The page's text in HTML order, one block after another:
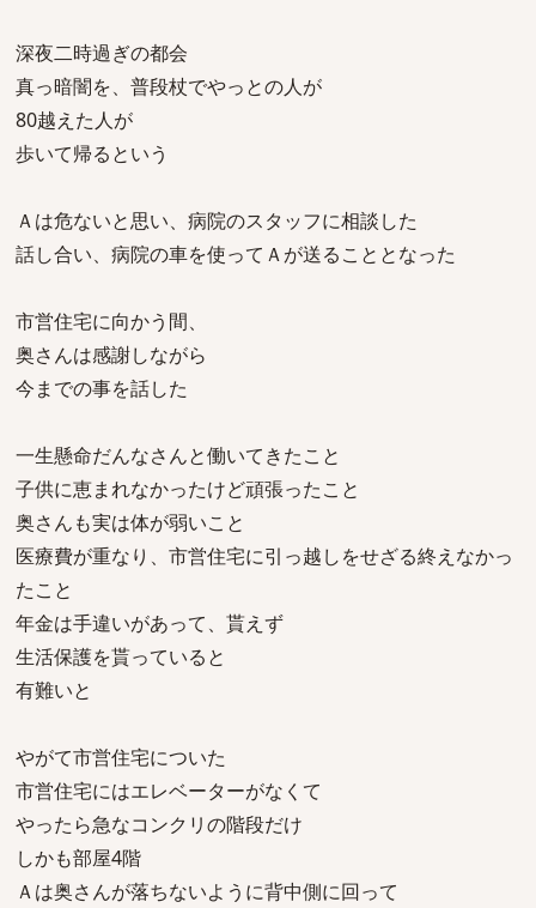
深夜二時過ぎの都会
真っ暗闇を、普段杖でやっとの人が
80越えた人が
歩いて帰るという
Ａは危ないと思い、病院のスタッフに相談した
話し合い、病院の車を使ってＡが送ることとなった
市営住宅に向かう間、
奥さんは感謝しながら
今までの事を話した
一生懸命だんなさんと働いてきたこと
子供に恵まれなかったけど頑張ったこと
奥さんも実は体が弱いこと
医療費が重なり、市営住宅に引っ越しをせざる終えなかっ
たこと
年金は手違いがあって、貰えず
生活保護を貰っていると
有難いと
やがて市営住宅についた
市営住宅にはエレベーターがなくて
やったら急なコンクリの階段だけ
しかも部屋4階
Ａは奥さんが落ちないように背中側に回って